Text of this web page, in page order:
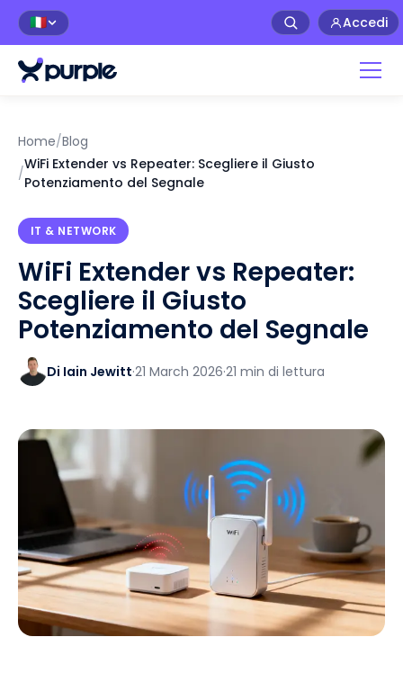
🇮🇹 Accedi
Home/Blog
/
WiFi Extender vs Repeater: Scegliere il Giusto
Potenziamento del Segnale
IT & NETWORK
WiFi Extender vs Repeater:
Scegliere il Giusto
Potenziamento del Segnale
Di Iain Jewitt·21 March 2026·21 min di lettura